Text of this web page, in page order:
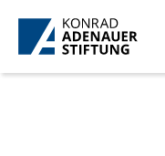
Skip to Main Content